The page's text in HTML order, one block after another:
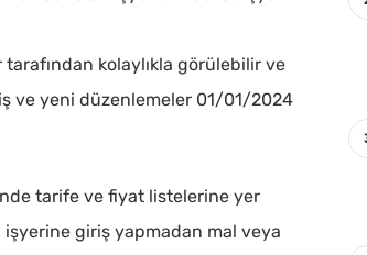
kolaylıkla görülebilir ve
ve yeni düzenlemeler 01/01/2024
tarife ve fiyat listelerine yer
giriş yapmadan mal veya